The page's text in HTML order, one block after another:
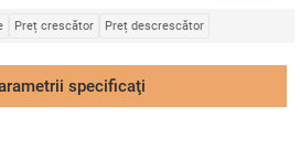
Preț crescător Preț descrescător
specificaţi